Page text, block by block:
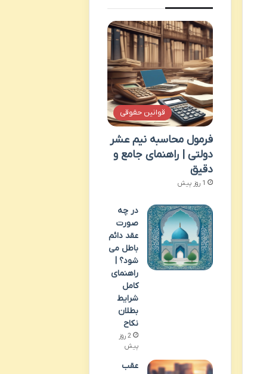
قوانین حقوقی
فرمول محاسبه نیم عشر
دولتی | راهنمای جامع و
دقیق
1 روز پیش
در چه
صورت
عقد دائم
باطل می
شود؟ |
راهنمای
کامل
شرایط
بطلان
نکاح
2 روز
پیش
عقب